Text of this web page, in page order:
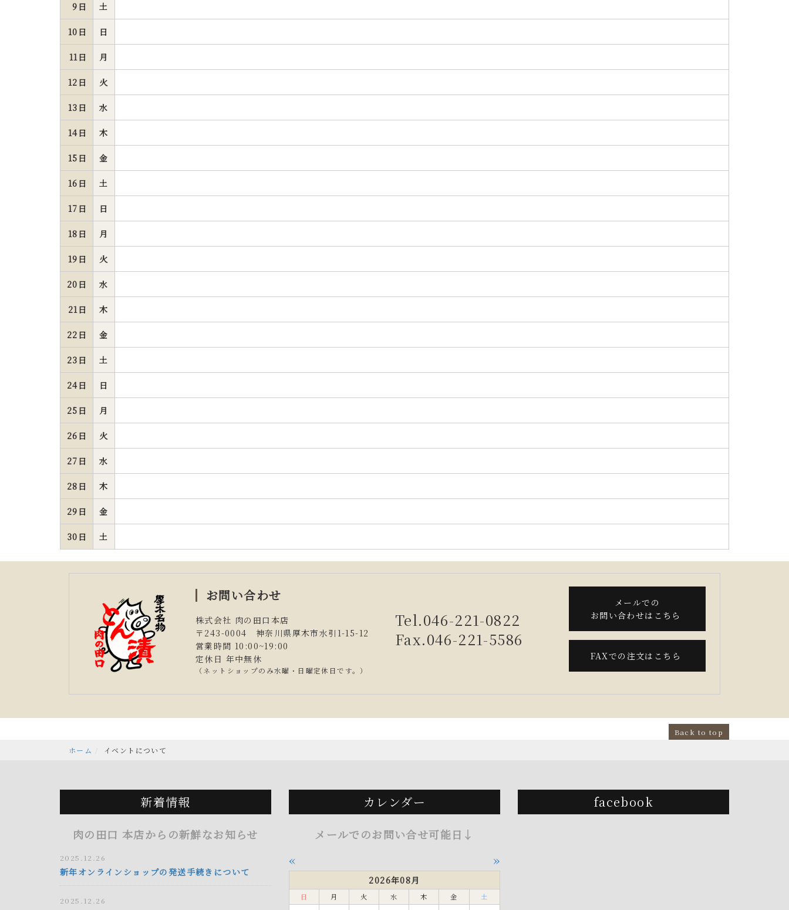
9日 土
10日 日
11日 月
12日 火
13日 水
14日 木
15日 金
16日 土
17日 日
18日 月
19日 火
20日 水
21日 木
22日 金
23日 土
24日 日
25日 月
26日 火
27日 水
28日 木
29日 金
30日 土
お問い合わせ
株式会社 肉の田口本店
〒243-0004 神奈川県厚木市水引1-15-12
営業時間 10:00~19:00
定休日 年中無休
（ネットショップのみ水曜・日曜定休日です。）
Tel.046-221-0822
Fax.046-221-5586
メールでの
お問い合わせはこちら
FAXでの注文はこちら
Back to top
ホーム
イベントについて
新着情報
肉の田口 本店からの新鮮なお知らせ
2025.12.26
新年オンラインショップの発送手続きについて
2025.12.26
カレンダー
メールでのお問い合せ可能日↓
« »
2026年08月
日 月 火 水 木 金 土
facebook